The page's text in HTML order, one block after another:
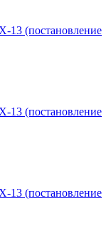
13 (постановление
13 (постановление
13 (постановление